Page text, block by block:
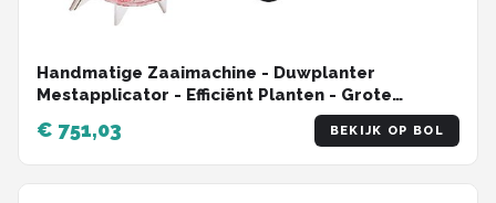
Handmatige Zaaimachine - Duwplanter
Mestapplicator - Efficiënt Planten - Grote
Zaaddoos - 10 Spuitmonden - Rood
€ 751,03 BEKIJK OP BOL